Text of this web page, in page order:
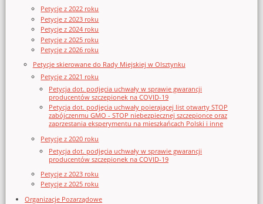
Petycje z 2022 roku
Petycje z 2023 roku
Petycje z 2024 roku
Petycje z 2025 roku
Petycje z 2026 roku
Petycje skierowane do Rady Miejskiej w Olsztynku
Petycje z 2021 roku
Petycja dot. podjęcia uchwały w sprawie gwarancji
producentów szczepionek na COVID-19
Petycja dot. podjęcia uchwały poierającej list otwarty STOP
zabójczenmu GMO - STOP niebezpiecznej szczepionce oraz
zaprzestania eksperymentu na mieszkańcach Polski i inne
Petycje z 2020 roku
Petycja dot. podjęcia uchwały w sprawie gwarancji
producentów szczepionek na COVID-19
Petycje z 2023 roku
Petycje z 2025 roku
Organizacje Pozarządowe